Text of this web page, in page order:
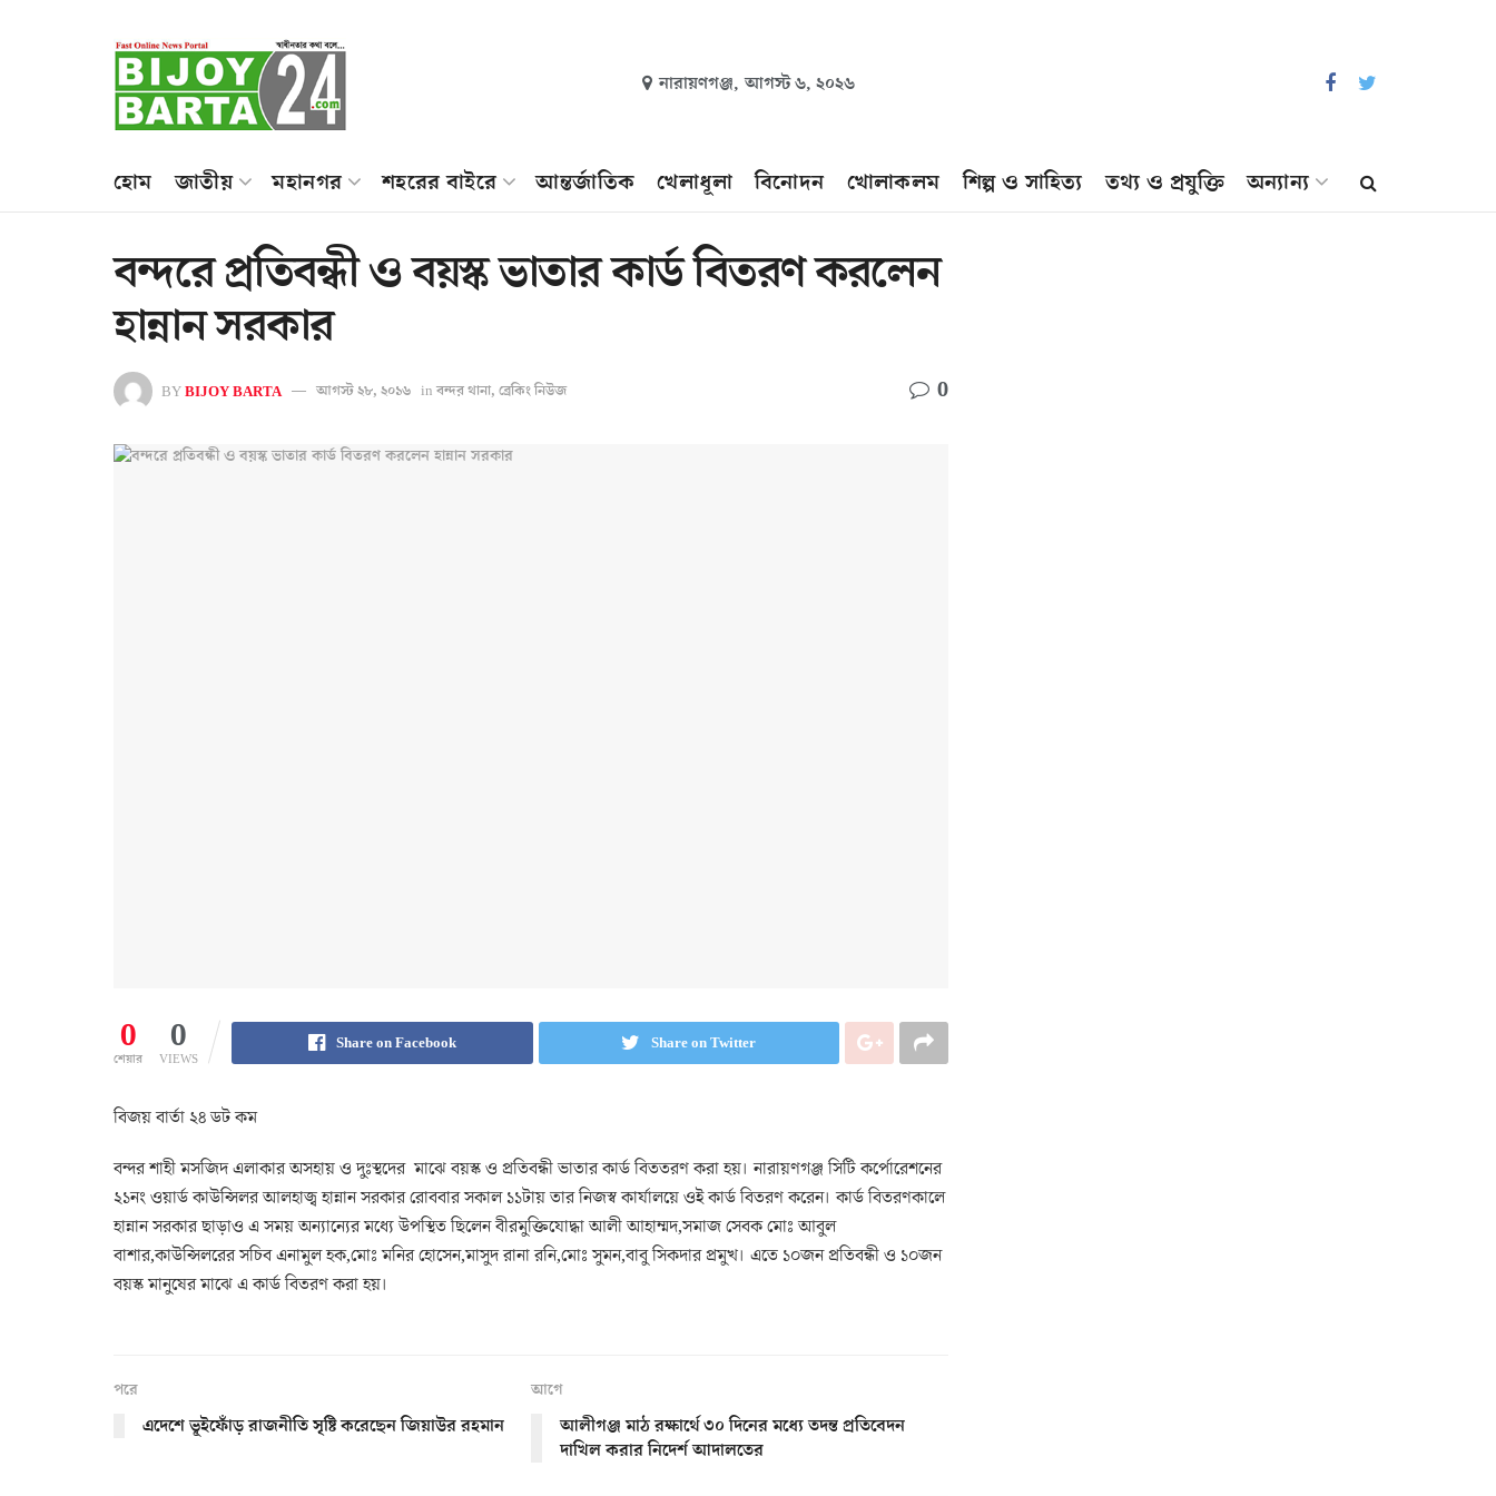
নারায়ণগঞ্জ, আগস্ট ৬, ২০২৬
হোম জাতীয় মহানগর শহরের বাইরে আন্তর্জাতিক খেলাধূলা বিনোদন খোলাকলম শিল্প ও সাহিত্য তথ্য ও প্রযুক্তি অন্যান্য
বন্দরে প্রতিবন্ধী ও বয়স্ক ভাতার কার্ড বিতরণ করলেন
হান্নান সরকার
BYBIJOY BARTA আগস্ট ২৮, ২০১৬ in বন্দর থানা, ব্রেকিং নিউজ 0
0
শেয়ার
0
VIEWS
Share on Facebook Share on Twitter
বিজয় বার্তা ২৪ ডট কম
বন্দর শাহী মসজিদ এলাকার অসহায় ও দুঃস্থদের মাঝে বয়স্ক ও প্রতিবন্ধী ভাতার কার্ড বিততরণ করা হয়। নারায়ণগঞ্জ সিটি কর্পোরেশনের
২১নং ওয়ার্ড কাউন্সিলর আলহাজ্ব হান্নান সরকার রোববার সকাল ১১টায় তার নিজস্ব কার্যালয়ে ওই কার্ড বিতরণ করেন। কার্ড বিতরণকালে
হান্নান সরকার ছাড়াও এ সময় অন্যান্যের মধ্যে উপস্থিত ছিলেন বীরমুক্তিযোদ্ধা আলী আহাম্মদ,সমাজ সেবক মোঃ আবুল
বাশার,কাউন্সিলরের সচিব এনামুল হক,মোঃ মনির হোসেন,মাসুদ রানা রনি,মোঃ সুমন,বাবু সিকদার প্রমুখ। এতে ১০জন প্রতিবন্ধী ও ১০জন
বয়স্ক মানুষের মাঝে এ কার্ড বিতরণ করা হয়।
পরে
এদেশে ভূইফোঁড় রাজনীতি সৃষ্টি করেছেন জিয়াউর রহমান
আগে
আলীগঞ্জ মাঠ রক্ষার্থে ৩০ দিনের মধ্যে তদন্ত প্রতিবেদন
দাখিল করার নিদের্শ আদালতের